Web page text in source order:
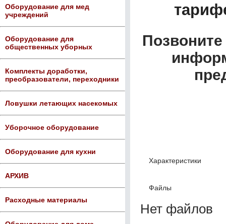
Оборудование для мед
учреждений
Оборудование для
общественных уборных
Комплекты доработки,
преобразователи, переходники
Ловушки летающих насекомых
Уборочное оборудование
Оборудование для кухни
АРХИВ
Расходные материалы
Характеристики
Файлы
Нет файлов